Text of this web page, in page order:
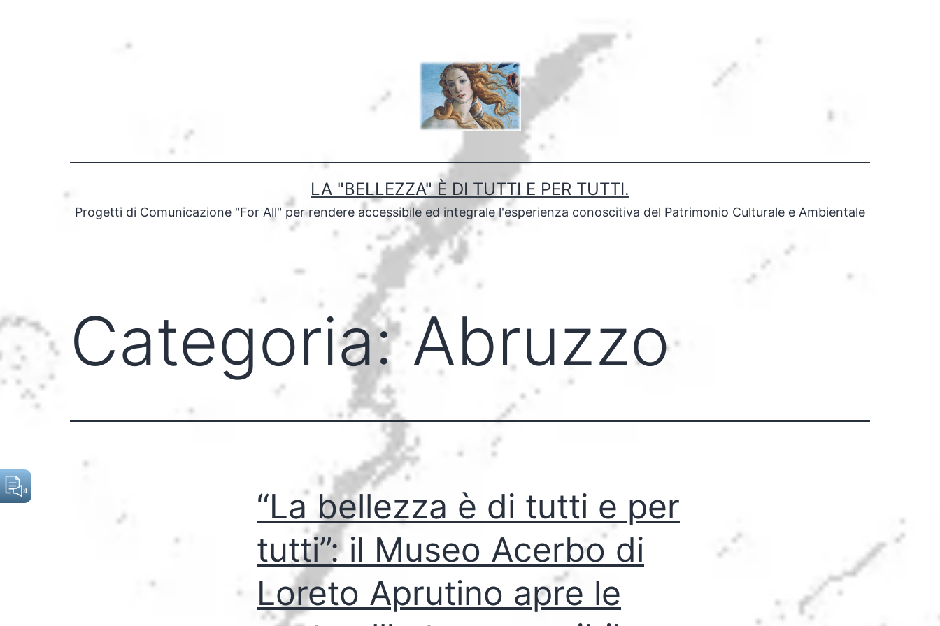
LA "BELLEZZA" È DI TUTTI E PER TUTTI.
Progetti di Comunicazione "For All" per rendere accessibile ed integrale l'esperienza conoscitiva del Patrimonio Culturale e Ambientale
Categoria:Abruzzo
“La bellezza è di tutti e per
tutti”: il Museo Acerbo di
Loreto Aprutino apre le